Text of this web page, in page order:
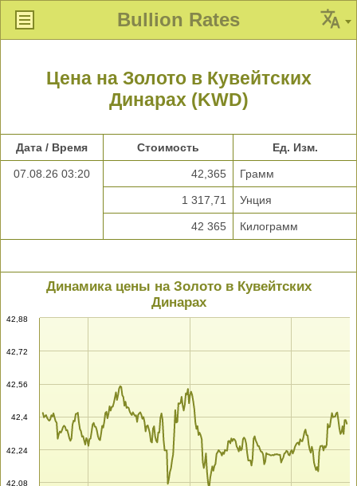
Bullion Rates
Цена на Золото в Кувейтских
Динарах (KWD)
Дата / Время Стоимость Ед. Изм.
07.08.26 03:20 42,365 Грамм
1 317,71 Унция
42 365 Килограмм
Динамика цены на Золото в Кувейтских
Динарах
42,08
42,24
42,4
42,56
42,72
42,88